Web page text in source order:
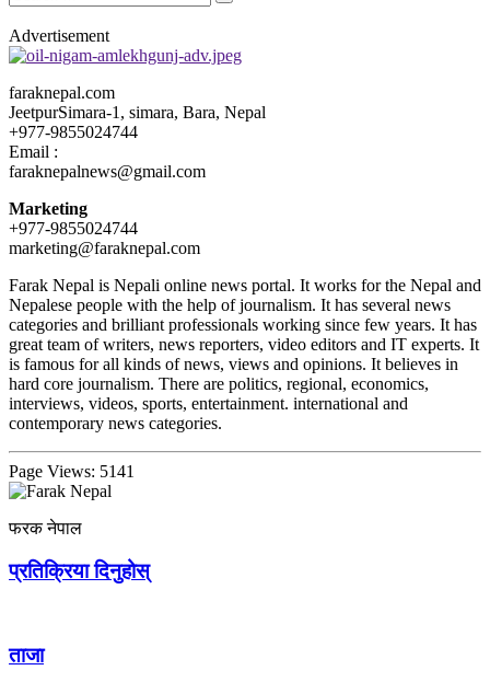
Advertisement
faraknepal.com
JeetpurSimara-1, simara, Bara, Nepal
+977-9855024744
Email :
faraknepalnews@gmail.com
Marketing
+977-9855024744
marketing@faraknepal.com
Farak Nepal is Nepali online news portal. It works for the Nepal and
Nepalese people with the help of journalism. It has several news
categories and brilliant professionals working since few years. It has
great team of writers, news reporters, video editors and IT experts. It
is famous for all kinds of news, views and opinions. It believes in
hard core journalism. There are politics, regional, economics,
interviews, videos, sports, entertainment. international and
contemporary news categories.
Page Views: 5141
फरक नेपाल
प्रतिक्रिया दिनुहोस्
ताजा